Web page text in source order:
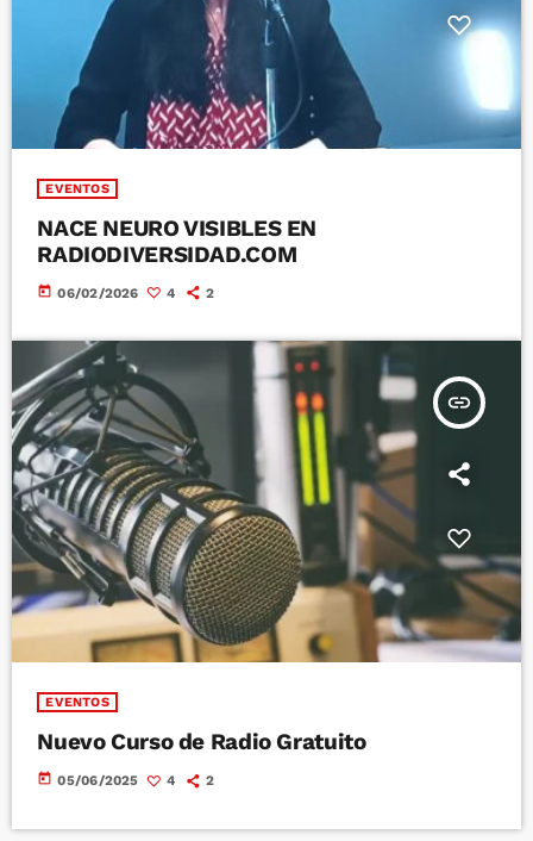
EVENTOS
NACE NEURO VISIBLES EN
RADIODIVERSIDAD.COM
today 06/02/2026 4 2
insert_link
EVENTOS
Nuevo Curso de Radio Gratuito
today 05/06/2025 4 2